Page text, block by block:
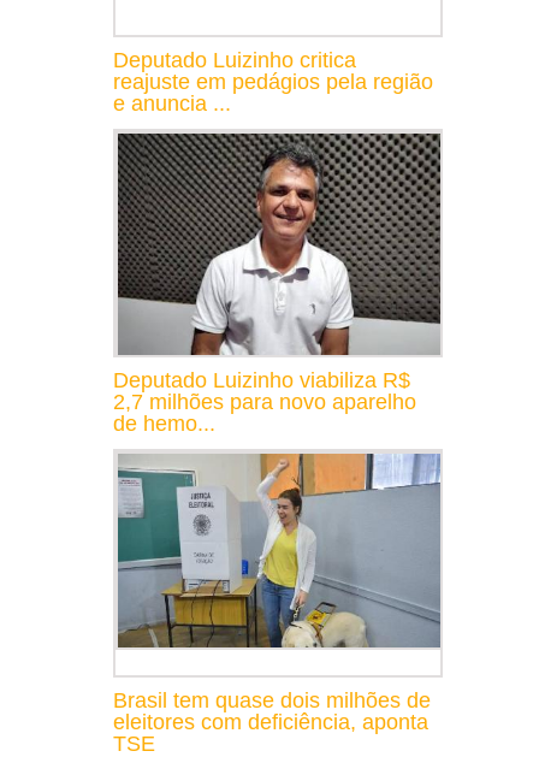
Deputado Luizinho critica
reajuste em pedágios pela região
e anuncia ...
Deputado Luizinho viabiliza R$
2,7 milhões para novo aparelho
de hemo...
Brasil tem quase dois milhões de
eleitores com deficiência, aponta
TSE